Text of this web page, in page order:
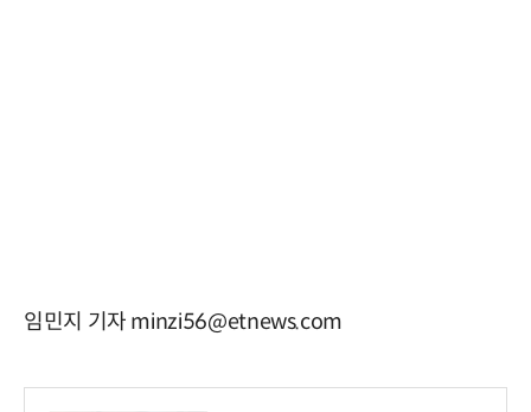
임민지 기자 minzi56@etnews.com